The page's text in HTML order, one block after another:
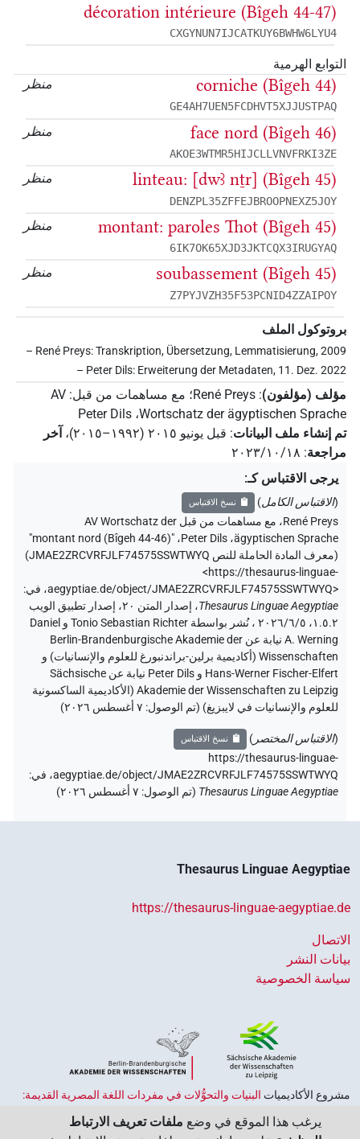
décoration intérieure (Bîgeh 44-47)
CXGYNUN7IJCATKUY6BWHW6LYU4
التوابع الهرمية
منظر
corniche (Bîgeh 44)
GE4AH7UEN5FCDHVT5XJJUSTPAQ
منظر face nord (Bîgeh 46)
AKOE3WTMR5HIJCLLVNVFRKI3ZE
منظر linteau: [dwꜣ nṯr] (Bîgeh 45)
DENZPL35ZFFEJBROOPNEXZ5JOY
منظر montant: paroles Thot (Bîgeh 45)
6IK7OK65XJD3JKTCQX3IRUGYAQ
منظر soubassement (Bîgeh 45)
Z7PYJVZH35F53PCNID4ZZAIPOY
بروتوكول الملف
– René Preys: Transkription, Übersetzung, Lemmatisierung, 2009
– Peter Dils: Erweiterung der Metadaten, 11. Dez. 2022
مؤلف (مؤلفون):
René Preys؛ مع مساهمات من قبل:
AV
Wortschatz der ägyptischen Sprache، Peter Dils
تم إنشاء ملف البيانات: قبل يونيو ۲۰۱٥ (۱۹۹۲–۲۰۱٥) ، آخر
مراجعة: ٢٠٢٣/١٠/١٨
يرجى الاقتباس كـ:
(الاقتباس الكامل) نسخ الاقتباس
René Preys، مع مساهمات من قبل AV Wortschatz der
ägyptischen Sprache، Peter Dils،
"montant nord (Bîgeh 44-46)"
(معرف المادة الحاملة للنص JMAE2ZRCVRFJLF74575SSWTWYQ
)
<https://thesaurus-linguae-
aegyptiae.de/object/JMAE2ZRCVRFJLF74575SSWTWYQ>، في:
Thesaurus Linguae Aegyptiae،
إصدار المتن ٢٠، إصدار تطبيق الويب
۱.٥.٢، ٢٠٢٦/٦/٥ ، نُشر بواسطة Tonio Sebastian Richter و Daniel
A. Werning نيابة عن Berlin-Brandenburgische Akademie der
Wissenschaften (أكاديمية برلين-براندنبورغ للعلوم والإنسانيات) و
Hans-Werner Fischer-Elfert و Peter Dils نيابة عن Sächsische
Akademie der Wissenschaften zu Leipzig (الأكاديمية الساكسونية
للعلوم والإنسانيات في لايبزيغ) (تم الوصول: ٧ أغسطس ٢٠٢٦ )
(الاقتباس المختصر ) نسخ الاقتباس
https://thesaurus-linguae-
aegyptiae.de/object/JMAE2ZRCVRFJLF74575SSWTWYQ، في:
Thesaurus Linguae Aegyptiae
(تم الوصول: ٧ أغسطس ٢٠٢٦ )
Thesaurus Linguae Aegyptiae
https://thesaurus-linguae-aegyptiae.de
الاتصال
بيانات النشر
سياسة الخصوصية
مشروع الأكاديميات ‏ البنيات والتحوُّلات في مفردات اللغة المصرية القديمة:
الممول من قبل الحكومة الاتحادية وحكومات الولايات بجمهورية ألمانيا
يرغب هذا الموقع في وضع ملفات تعريف الارتباط